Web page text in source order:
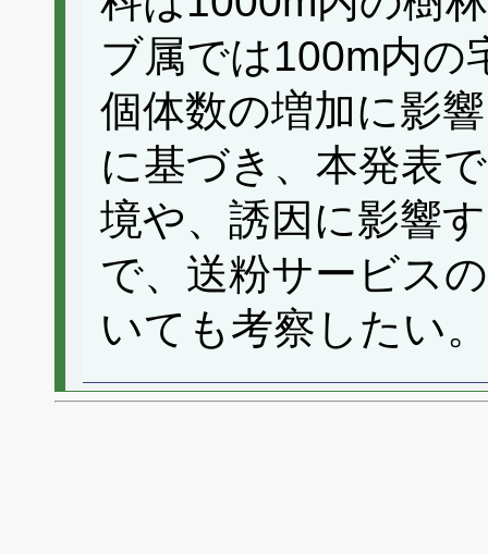
ブ属では100m内の
個体数の増加に影
に基づき、本発表
境や、誘因に影響
で、送粉サービス
いても考察したい。